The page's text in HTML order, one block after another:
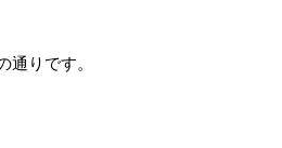
通りです。